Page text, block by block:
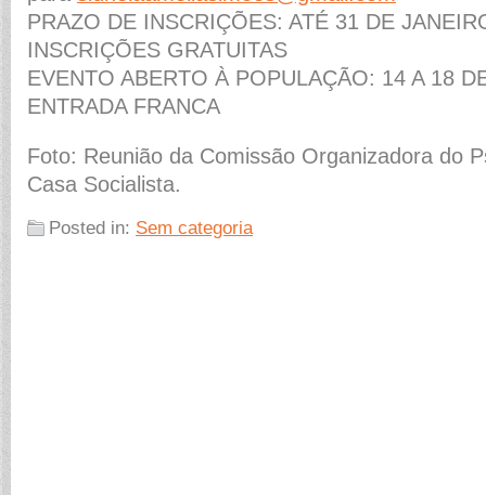
PRAZO DE INSCRIÇÕES: ATÉ 31 DE
INSCRIÇÕES GRATUITAS
EVENTO ABERTO À POPULAÇÃO: 14 A 18
ENTRADA FRANCA
Foto: Reunião da Comissão Organizadora do
Casa Socialista.
Posted in: Sem categoria